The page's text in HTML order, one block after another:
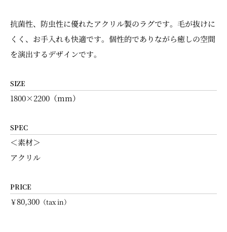
抗菌性、防虫性に優れたアクリル製のラグです。毛が抜けに
くく、お手入れも快適です。個性的でありながら癒しの空間
を演出するデザインです。
SIZE
1800×2200（mm）
SPEC
＜素材＞
アクリル
PRICE
￥80,300 （tax in）